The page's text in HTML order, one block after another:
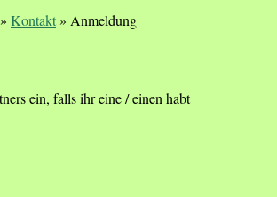
» Kontakt» Anmeldung
ein, falls ihr eine / einen habt